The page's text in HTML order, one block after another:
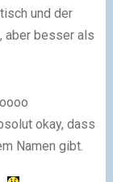
und der
aber besser als
okay, dass
Namen gibt.